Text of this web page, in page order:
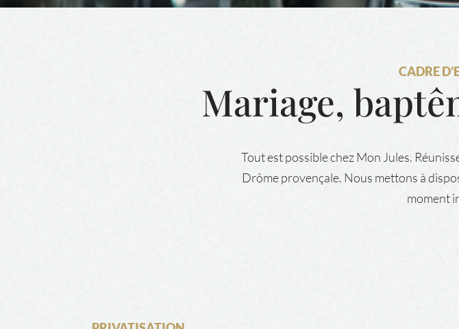
CADRE
Mariage,
Tout est possible chez Mon Jules.
Drôme provençale. Nous mettons à
moment